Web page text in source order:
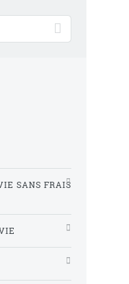
SANS FRAIS